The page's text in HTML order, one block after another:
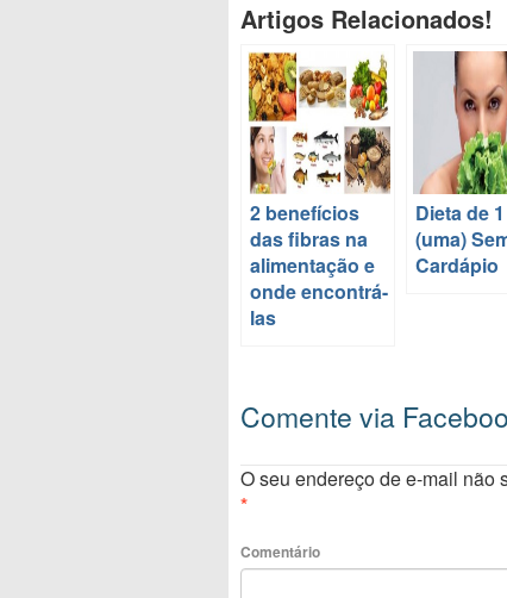
Artigos Relacionados!
2 benefícios
das fibras na
alimentação e
onde encontrá-
las
Dieta de 1
(uma)
Cardápio
Comente via
O seu endereço de e-mail não
*
Comentário